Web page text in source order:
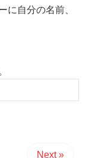
に自分の名前、
Next »